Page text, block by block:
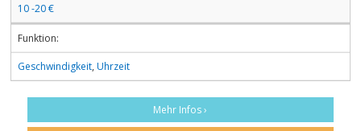
10 -20 €
Funktion:
Geschwindigkeit, Uhrzeit
Mehr Infos ›